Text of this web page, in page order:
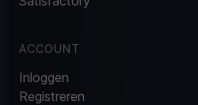
ACCOUNT
Inloggen
Registreren